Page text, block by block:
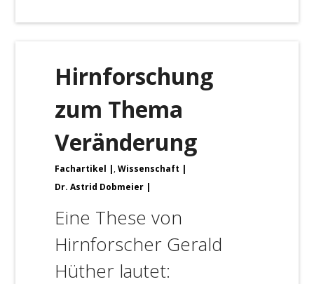
Hirnforschung
zum Thema
Veränderung
Fachartikel , Wissenschaft
Dr. Astrid Dobmeier
Eine These von
Hirnforscher Gerald
Hüther lautet: